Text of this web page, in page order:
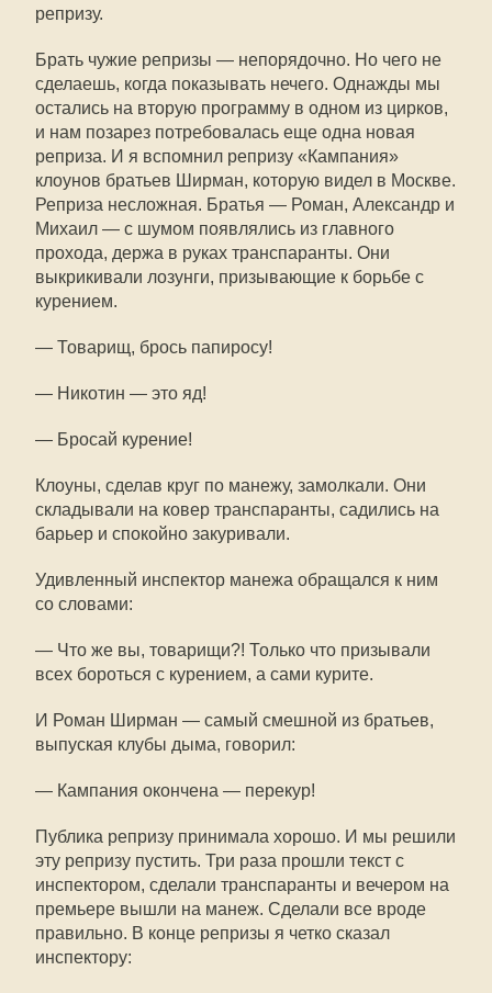
репризу.
Брать чужие репризы — непорядочно. Но чего не
сделаешь, когда показывать нечего. Однажды мы
остались на вторую программу в одном из цирков,
и нам позарез потребовалась еще одна новая
реприза. И я вспомнил репризу «Кампания»
клоунов братьев Ширман, которую видел в Москве.
Реприза несложная. Братья — Роман, Александр и
Михаил — с шумом появлялись из главного
прохода, держа в руках транспаранты. Они
выкрикивали лозунги, призывающие к борьбе с
курением.
— Товарищ, брось папиросу!
— Никотин — это яд!
— Бросай курение!
Клоуны, сделав круг по манежу, замолкали. Они
складывали на ковер транспаранты, садились на
барьер и спокойно закуривали.
Удивленный инспектор манежа обращался к ним
со словами:
— Что же вы, товарищи?! Только что призывали
всех бороться с курением, а сами курите.
И Роман Ширман — самый смешной из братьев,
выпуская клубы дыма, говорил:
— Кампания окончена — перекур!
Публика репризу принимала хорошо. И мы решили
эту репризу пустить. Три раза прошли текст с
инспектором, сделали транспаранты и вечером на
премьере вышли на манеж. Сделали все вроде
правильно. В конце репризы я четко сказал
инспектору: